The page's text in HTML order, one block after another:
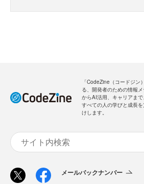
「CodeZine（コードジ
る、開発者のための情報
からAI活用、キャリアま
すべての人の学びと成長
けします。
メールバックナンバー